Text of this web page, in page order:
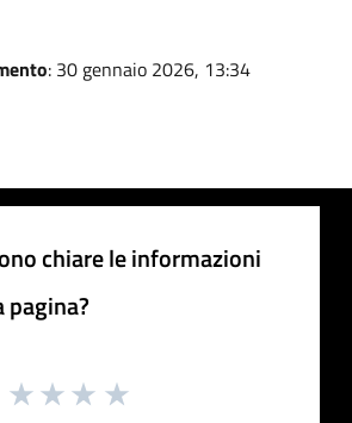
: 30 gennaio 2026, 13:34
chiare le informazioni
pagina?